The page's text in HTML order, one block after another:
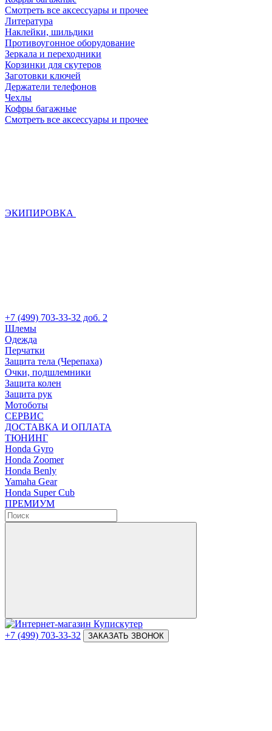
Смотреть все аксессуары и прочее
Литература
Наклейки, шильдики
Противоугонное оборудование
Зеркала и переходники
Корзинки для скутеров
Заготовки ключей
Держатели телефонов
Чехлы
Кофры багажные
Смотреть все аксессуары и прочее
ЭКИПИРОВКА
+7 (499) 703-33-32 доб. 2
Шлемы
Одежда
Перчатки
Защита тела (Черепаха)
Очки, подшлемники
Защита колен
Защита рук
Мотоботы
СЕРВИС
ДОСТАВКА И ОПЛАТА
ТЮНИНГ
Honda Gyro
Honda Zoomer
Honda Benly
Yamaha Gear
Honda Super Cub
ПРЕМИУМ
+7 (499) 703-33-32 ЗАКАЗАТЬ ЗВОНОК